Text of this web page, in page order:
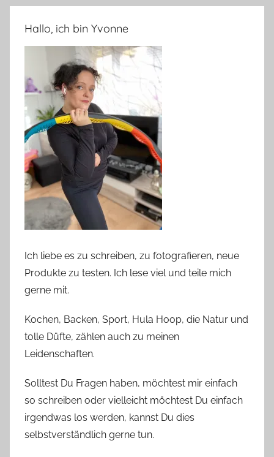
Hallo, ich bin Yvonne
Ich liebe es zu schreiben, zu fotografieren, neue
Produkte zu testen. Ich lese viel und teile mich
gerne mit.
Kochen, Backen, Sport, Hula Hoop, die Natur und
tolle Düfte, zählen auch zu meinen
Leidenschaften.
Solltest Du Fragen haben, möchtest mir einfach
so schreiben oder vielleicht möchtest Du einfach
irgendwas los werden, kannst Du dies
selbstverständlich gerne tun.